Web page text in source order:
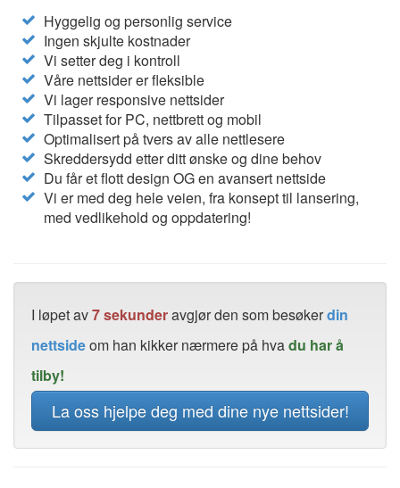
Hyggelig og personlig service
Ingen skjulte kostnader
Vi setter deg i kontroll
Våre nettsider er fleksible
Vi lager responsive nettsider
Tilpasset for PC, nettbrett og mobil
Optimalisert på tvers av alle nettlesere
Skreddersydd etter ditt ønske og dine behov
Du får et flott design OG en avansert nettside
Vi er med deg hele veien, fra konsept til lansering,
med vedlikehold og oppdatering!
I løpet av7 sekunderavgjør den som besøkerdin
nettsideom han kikker nærmere på hvadu har å
tilby!
La oss hjelpe deg med dine nye nettsider!